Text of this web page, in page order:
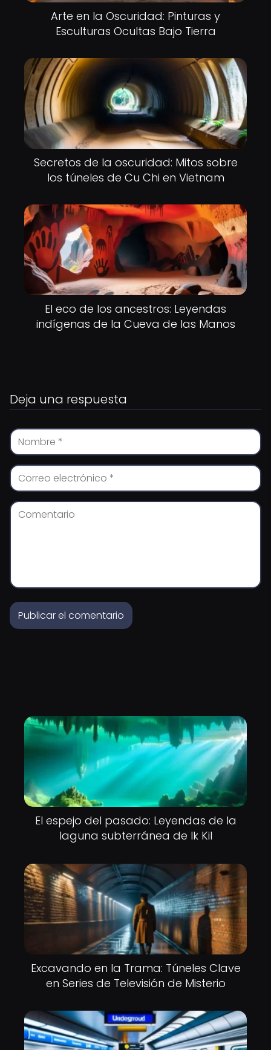
Arte en la Oscuridad: Pinturas y
Esculturas Ocultas Bajo Tierra
Secretos de la oscuridad: Mitos sobre
los túneles de Cu Chi en Vietnam
El eco de los ancestros: Leyendas
indígenas de la Cueva de las Manos
Deja una respuesta
El espejo del pasado: Leyendas de la
laguna subterránea de Ik Kil
Excavando en la Trama: Túneles Clave
en Series de Televisión de Misterio